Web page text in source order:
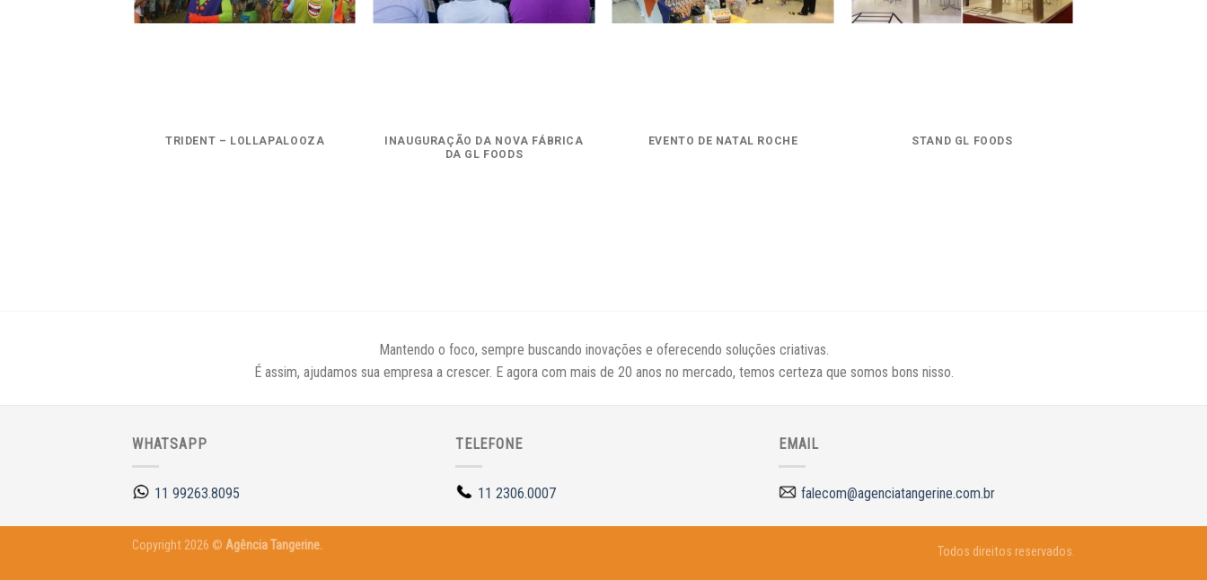
TRIDENT – LOLLAPALOOZA
INAUGURAÇÃO DA NOVA FÁBRICA
DA GL FOODS
EVENTO DE NATAL ROCHE STAND GL FOODS
Mantendo o foco, sempre buscando inovações e oferecendo soluções criativas.
É assim, ajudamos sua empresa a crescer. E agora com mais de 20 anos no mercado, temos certeza que somos bons nisso.
WHATSAPP
11 99263.8095
TELEFONE
11 2306.0007
EMAIL
falecom@agenciatangerine.com.br
Todos direitos reservados.
Copyright 2026 © Agência Tangerine.